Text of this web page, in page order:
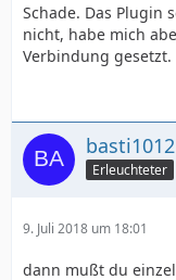
Schade. Das Plugin
nicht, habe mich
Verbindung gesetzt.
basti1012
Erleuchteter
9. Juli 2018 um 18:01
dann mußt du